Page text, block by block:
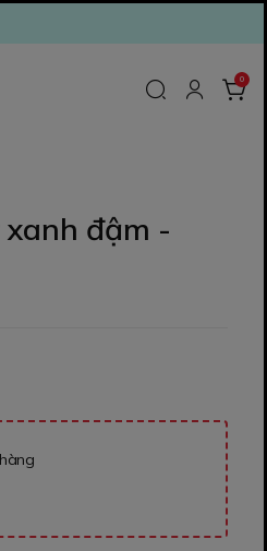
0
xanh đậm -